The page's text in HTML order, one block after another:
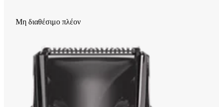
Μη διαθέσιμο πλέον